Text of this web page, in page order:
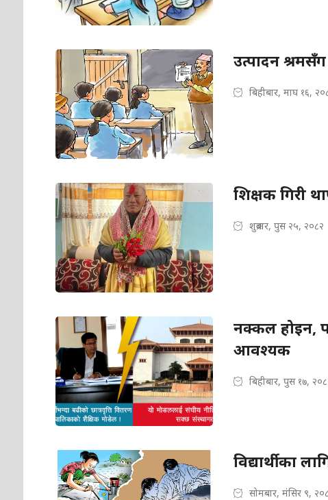
उत्पादन
बिहीबार, माघ १६,
शिक्षक गिरी
शुक्रबार, पुस २५, २०८२
नक्कल होइन,
आवश्यक
बिहीबार, पुस १७,
विद्यार्थीका
सोमबार, मंसिर ९,